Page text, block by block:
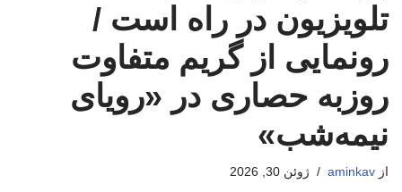
تلویزیون در راه است /
رونمایی از گریم متفاوت
روزبه حصاری در «رویای
نیمه‌شب»
از aminkav ژوئن 30, 2026